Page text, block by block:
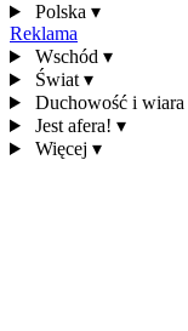
Polska ▾
Reklama
Wschód ▾
Świat ▾
Duchowość i wiara
Jest afera! ▾
Więcej ▾